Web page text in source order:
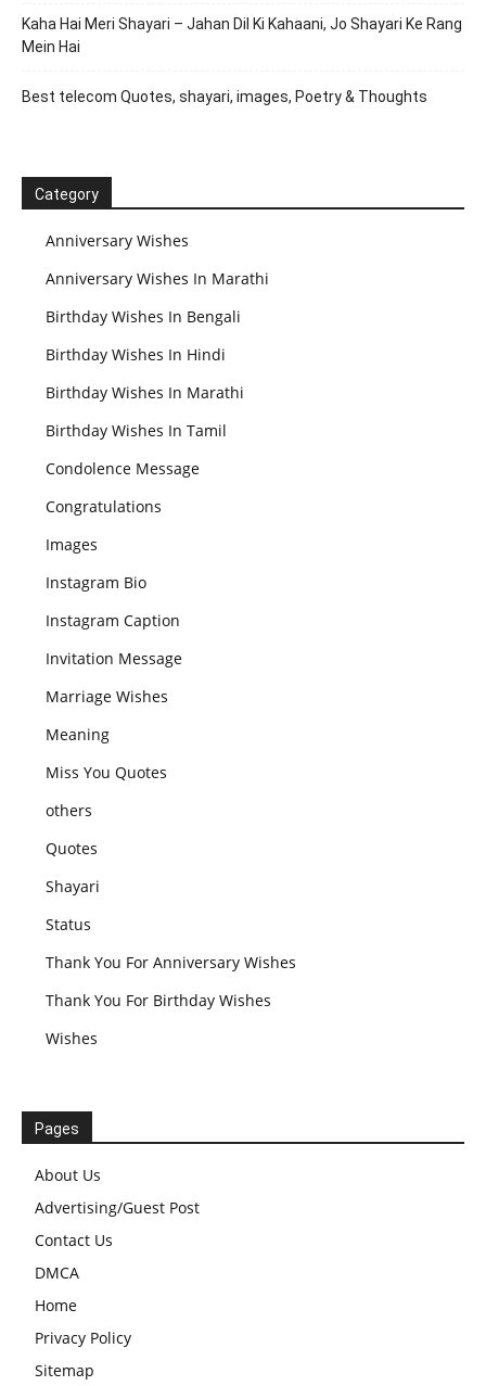
Kaha Hai Meri Shayari – Jahan Dil Ki Kahaani, Jo Shayari Ke Rang
Mein Hai
Best telecom Quotes, shayari, images, Poetry & Thoughts
Category
Anniversary Wishes
Anniversary Wishes In Marathi
Birthday Wishes In Bengali
Birthday Wishes In Hindi
Birthday Wishes In Marathi
Birthday Wishes In Tamil
Condolence Message
Congratulations
Images
Instagram Bio
Instagram Caption
Invitation Message
Marriage Wishes
Meaning
Miss You Quotes
others
Quotes
Shayari
Status
Thank You For Anniversary Wishes
Thank You For Birthday Wishes
Wishes
Pages
About Us
Advertising/Guest Post
Contact Us
DMCA
Home
Privacy Policy
Sitemap